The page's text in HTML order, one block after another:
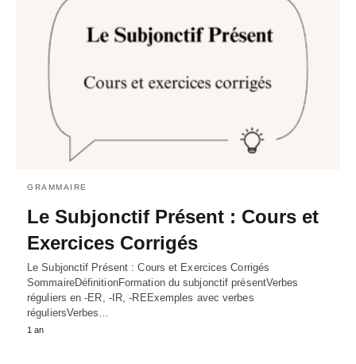
GRAMMAIRE
Le Subjonctif Présent : Cours et
Exercices Corrigés
Le Subjonctif Présent : Cours et Exercices Corrigés
SommaireDéfinitionFormation du subjonctif présentVerbes
réguliers en -ER, -IR, -REExemples avec verbes
réguliersVerbes…
1 an